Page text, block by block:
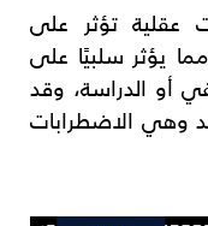
عقلية تؤثر على
مما يؤثر سلبيًا على
أو الدراسة، وقد
وهي الاضطرابات